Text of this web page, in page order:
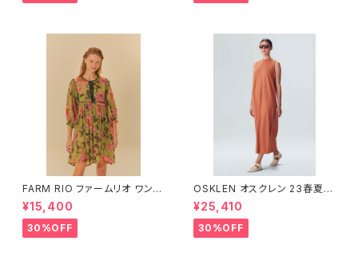
FARM RIO ファームリオ ワンピ
ース Aurora Floral
¥15,400
30%OFF
OSKLEN オスクレン 23春夏
ワンピース 1088-67330
¥25,410
30%OFF